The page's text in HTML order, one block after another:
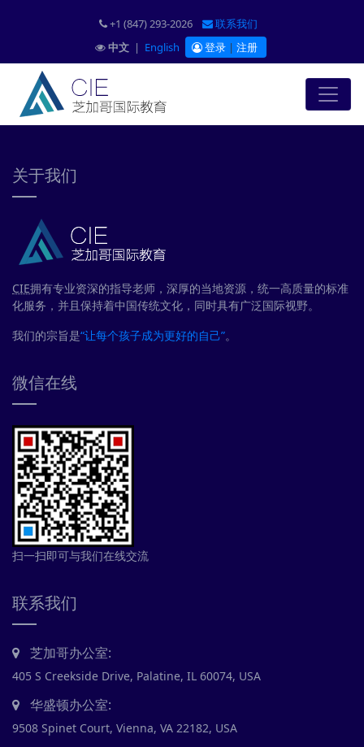
+1 (847) 293-2026
联系我们
中文 | English 登录 | 注册
关于我们
CIE拥有专业资深的指导老师，深厚的当地资源，统一高质量的标准
化服务，并且保持着中国传统文化，同时具有广泛国际视野。
我们的宗旨是“让每个孩子成为更好的自己”。
微信在线
扫一扫即可与我们在线交流
联系我们
芝加哥办公室:
405 S Creekside Drive, Palatine, IL 60074, USA
华盛顿办公室:
9508 Spinet Court, Vienna, VA 22182, USA